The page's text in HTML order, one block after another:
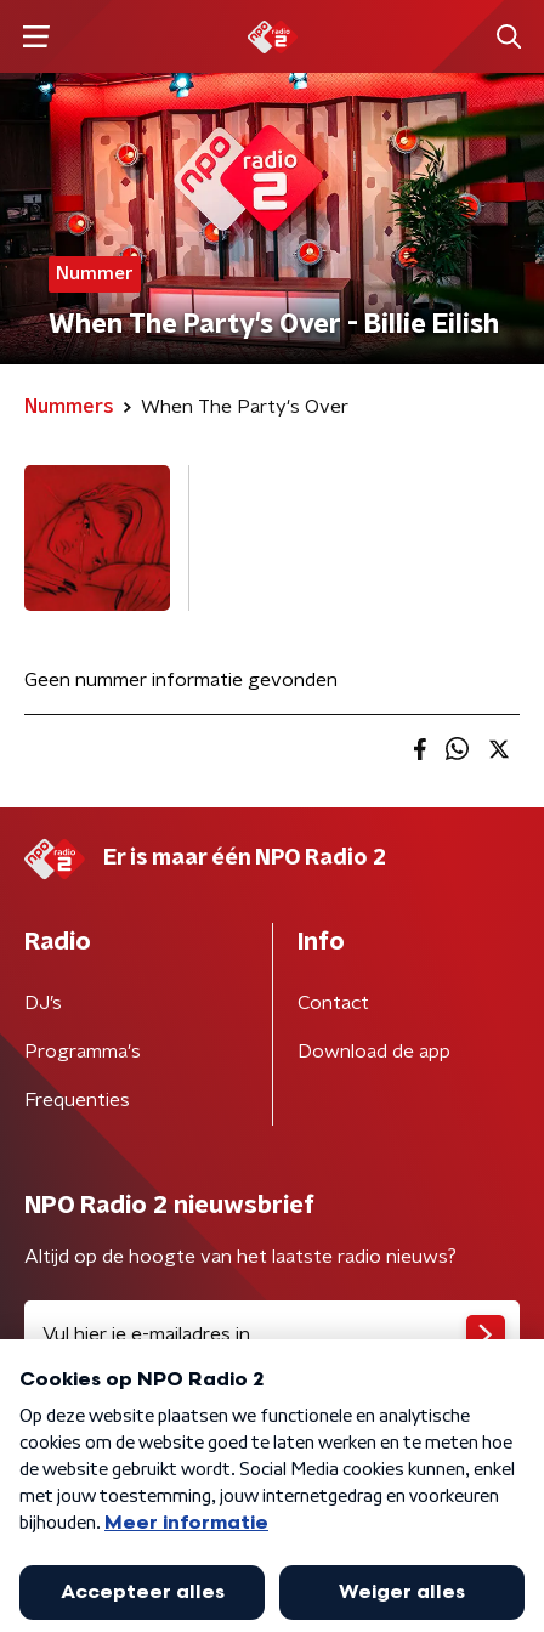
Nummer
When The Party's Over - Billie Eilish
Nummers When The Party's Over
Geen nummer informatie gevonden
Er is maar één NPO Radio 2
Radio
DJ’s
Programma's
Frequenties
Info
Contact
Download de app
NPO Radio 2 nieuwsbrief
Altijd op de hoogte van het laatste radio nieuws?
Algemene voorwaarden